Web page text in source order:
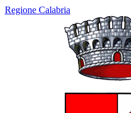
Regione Calabria